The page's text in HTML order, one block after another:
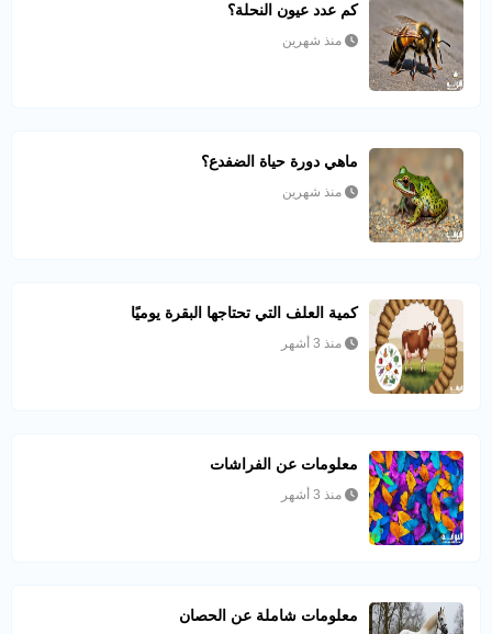
كم عدد عيون النحلة؟
منذ شهرين
ماهي دورة حياة الضفدع؟
منذ شهرين
كمية العلف التي تحتاجها البقرة يوميًا
منذ 3 أشهر
معلومات عن الفراشات
منذ 3 أشهر
معلومات شاملة عن الحصان